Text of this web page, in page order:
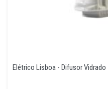
Elétrico Lisboa - Difusor Vidrado